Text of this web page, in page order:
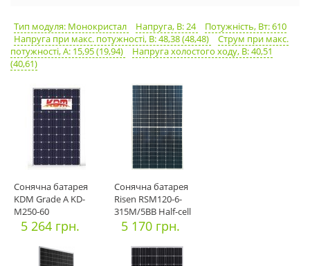
Тип модуля: Монокристал Напруга, В: 24
Потужність, Вт: 610
Напруга при макс. потужності, В: 48,38 (48,48)
Струм при макс.
потужності, А: 15,95 (19,94)
Напруга холостого ходу, В: 40,51
(40,61)
Сонячна батарея
KDM Grade A KD-
М250-60
5 264 грн.
Сонячна батарея
Risen RSM120-6-
315M/5ВВ Half-cell
5 170 грн.